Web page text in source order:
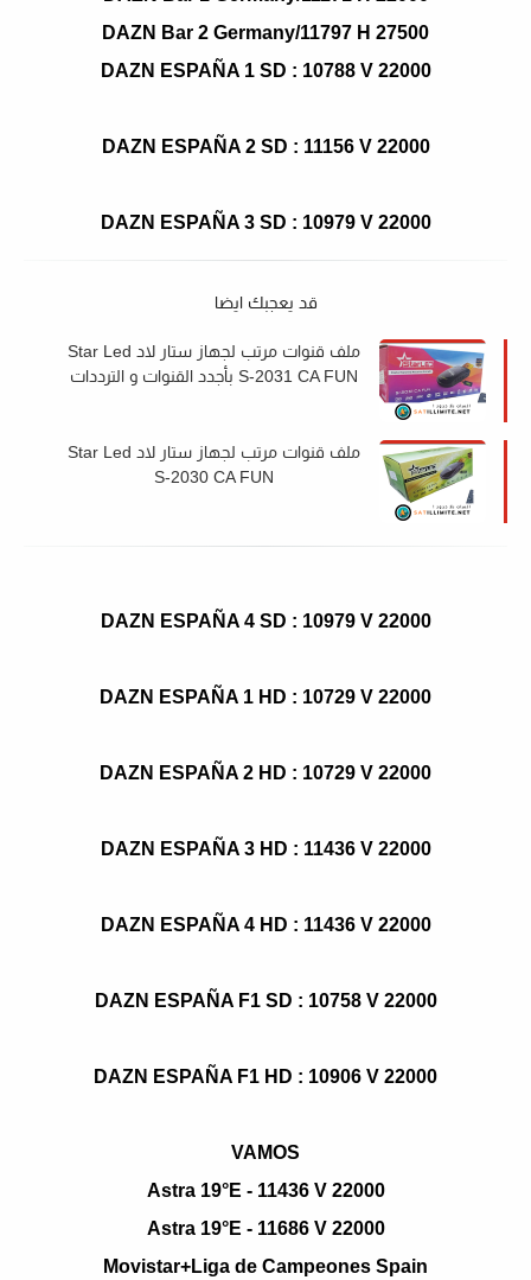
DAZN Bar 2 Germany/11797 H 27500
DAZN ESPAÑA 1 SD : 10788 V 22000
DAZN ESPAÑA 2 SD : 11156 V 22000
DAZN ESPAÑA 3 SD : 10979 V 22000
قد يعجبك ايضا
ملف قنوات مرتب لجهاز ستار لاد Star Led
S-2031 CA FUN بأجدد القنوات و الترددات
ملف قنوات مرتب لجهاز ستار لاد Star Led
S-2030 CA FUN
DAZN ESPAÑA 4 SD : 10979 V 22000
DAZN ESPAÑA 1 HD : 10729 V 22000
DAZN ESPAÑA 2 HD : 10729 V 22000
DAZN ESPAÑA 3 HD : 11436 V 22000
DAZN ESPAÑA 4 HD : 11436 V 22000
DAZN ESPAÑA F1 SD : 10758 V 22000
DAZN ESPAÑA F1 HD : 10906 V 22000
VAMOS
Astra 19°E - 11436 V 22000
Astra 19°E - 11686 V 22000
Movistar+Liga de Campeones Spain